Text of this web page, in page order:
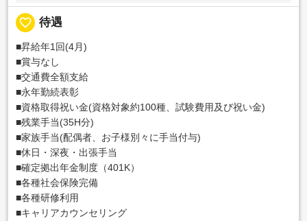
favorite_border 待遇
■昇給年1回(4月)
■賞与なし
■交通費全額支給
■永年勤続表彰
■資格取得祝い金(資格対象約100種、試験費用及び祝い金)
■残業手当(35H分)
■家族手当(配偶者、お子様別々に手当付与)
■休日・深夜・出張手当
■確定拠出年金制度（401K）
■各種社会保険完備
■各種研修利用
■キャリアカウンセリング